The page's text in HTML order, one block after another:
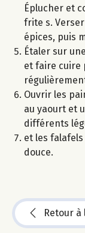
Éplucher et
frite s.
épices, puis
Étaler sur
et faire cuire
Ouvrir les
au yaourt et
différents
et les
douce.
Retour à